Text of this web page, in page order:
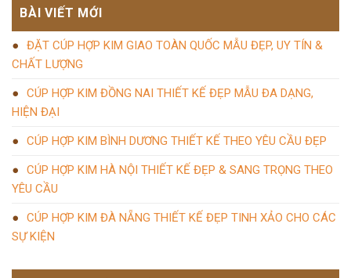
BÀI VIẾT MỚI
ĐẶT CÚP HỢP KIM GIAO TOÀN QUỐC MẪU ĐẸP, UY TÍN &
CHẤT LƯỢNG
CÚP HỢP KIM ĐỒNG NAI THIẾT KẾ ĐẸP MẪU ĐA DẠNG,
HIỆN ĐẠI
CÚP HỢP KIM BÌNH DƯƠNG THIẾT KẾ THEO YÊU CẦU ĐẸP
CÚP HỢP KIM HÀ NỘI THIẾT KẾ ĐẸP & SANG TRỌNG THEO
YÊU CẦU
CÚP HỢP KIM ĐÀ NẴNG THIẾT KẾ ĐẸP TINH XẢO CHO CÁC
SỰ KIỆN